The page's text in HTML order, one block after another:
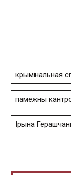
крымінальная
памежны
Ірына